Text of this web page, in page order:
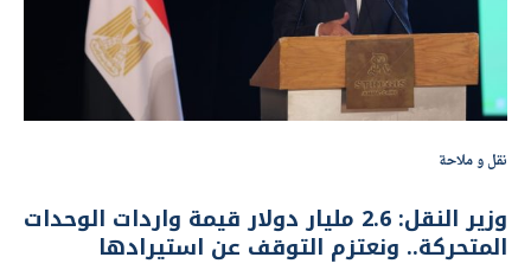
نقل و ملاحة
وزير النقل: 2.6 مليار دولار قيمة واردات الوحدات
المتحركة.. ونعتزم التوقف عن استيرادها